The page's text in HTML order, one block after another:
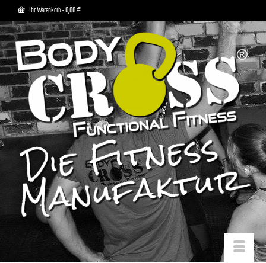
Ihr Warenkorb-0,00 €